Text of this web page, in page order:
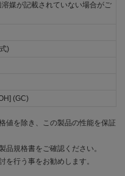
溶媒が記載されていない場合がご
)
(GC)
値を除き、この製品の性能を保証
品規格書をご確認ください。
を行う事をお勧めします。